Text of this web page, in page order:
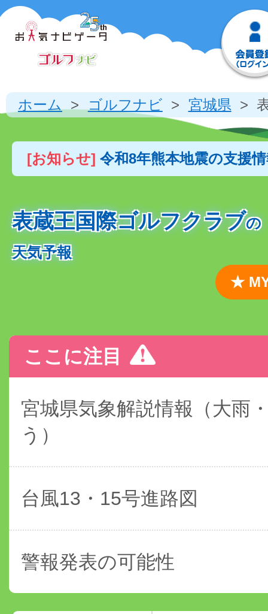
ホーム ゴルフナビ 宮城県
[お知らせ] 令和8年熊本地震の支援
表蔵王国際ゴルフクラブの
天気予報
★
ここに注目
宮城県気象解説情報（大雨
う）
台風13・15号進路図
警報発表の可能性